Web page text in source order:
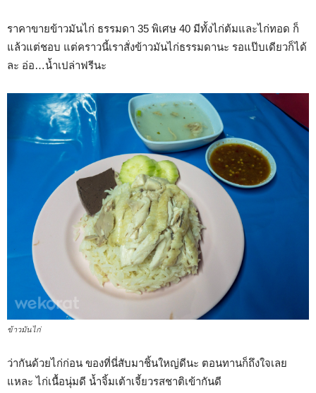
ราคาขายข้าวมันไก่ ธรรมดา 35 พิเศษ 40 มีทั้งไก่ต้มและไก่ทอด ก็
แล้วแต่ชอบ แต่คราวนี้เราสั่งข้าวมันไก่ธรรมดานะ รอแป๊บเดียวก็ได้
ละ อ่อ…น้ำเปล่าฟรีนะ
ข้าวมันไก่
ว่ากันด้วยไก่ก่อน ของที่นี่สับมาชิ้นใหญ่ดีนะ ตอนทานก็ถึงใจเลย
แหละ ไก่เนื้อนุ่มดี น้ำจิ้มเต้าเจี้ยวรสชาติเข้ากันดี